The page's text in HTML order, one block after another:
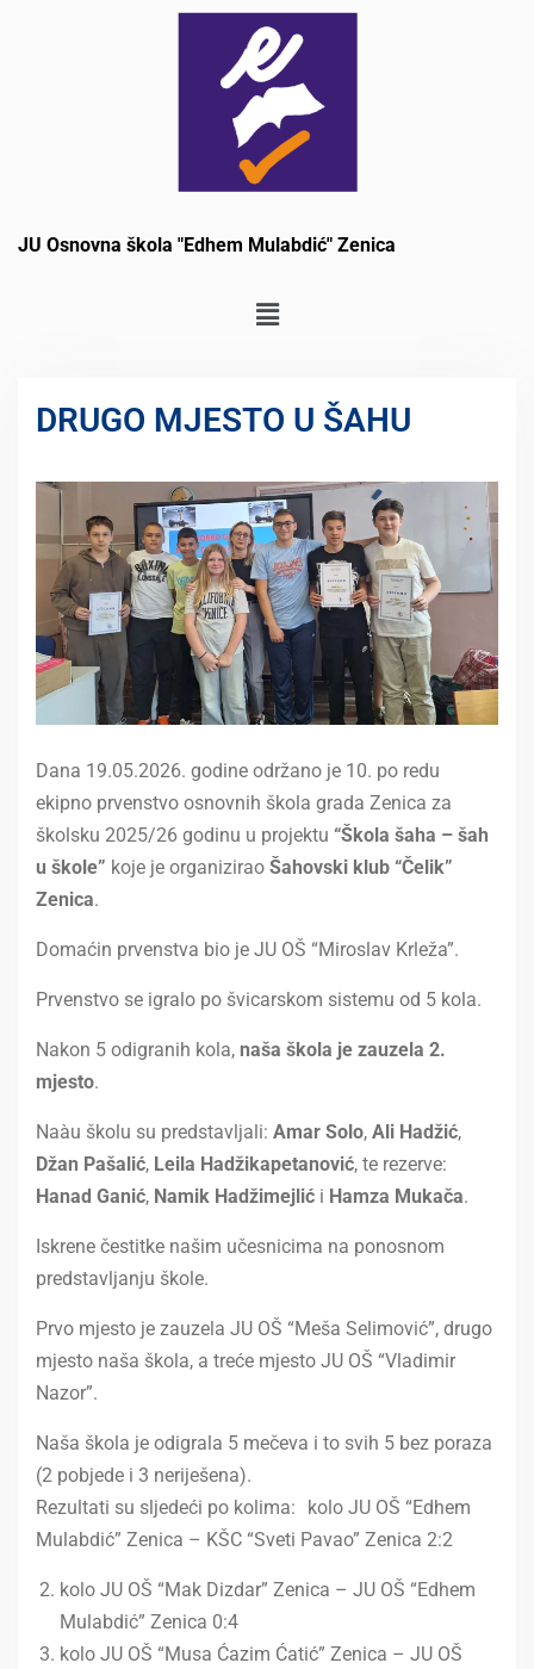
JU Osnovna škola "Edhem Mulabdić" Zenica
DRUGO MJESTO U ŠAHU
Dana 19.05.2026. godine održano je 10. po redu
ekipno prvenstvo osnovnih škola grada Zenica za
školsku 2025/26 godinu u projektu “Škola šaha – šah
u škole” koje je organizirao Šahovski klub “Čelik”
Zenica.
Domaćin prvenstva bio je JU OŠ “Miroslav Krleža”.
Prvenstvo se igralo po švicarskom sistemu od 5 kola.
Nakon 5 odigranih kola, naša škola je zauzela 2.
mjesto.
Naàu školu su predstavljali: Amar Solo, Ali Hadžić,
Džan Pašalić, Leila Hadžikapetanović, te rezerve:
Hanad Ganić, Namik Hadžimejlić i Hamza Mukača.
Iskrene čestitke našim učesnicima na ponosnom
predstavljanju škole.
Prvo mjesto je zauzela JU OŠ “Meša Selimović”, drugo
mjesto naša škola, a treće mjesto JU OŠ “Vladimir
Nazor”.
Naša škola je odigrala 5 mečeva i to svih 5 bez poraza
(2 pobjede i 3 neriješena).
Rezultati su sljedeći po kolima: kolo JU OŠ “Edhem
Mulabdić” Zenica – KŠC “Sveti Pavao” Zenica 2:2
kolo JU OŠ “Mak Dizdar” Zenica – JU OŠ “Edhem
Mulabdić” Zenica 0:4
kolo JU OŠ “Musa Ćazim Ćatić” Zenica – JU OŠ